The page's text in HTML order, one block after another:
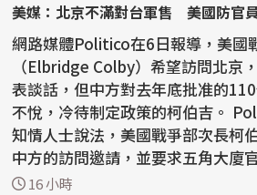
美媒：北京不滿對台軍售 美國防官
網路媒體Politico在6日報導，美國
（Elbridge Colby）希望訪問北京
表談話，但中方對去年底批准的
不悅，冷待制定政策的柯伯吉。 Politico報導，根據2名
知情人士說法，美國戰爭部次長柯
中方的訪問邀請，並要求五角大廈
會...16 小時